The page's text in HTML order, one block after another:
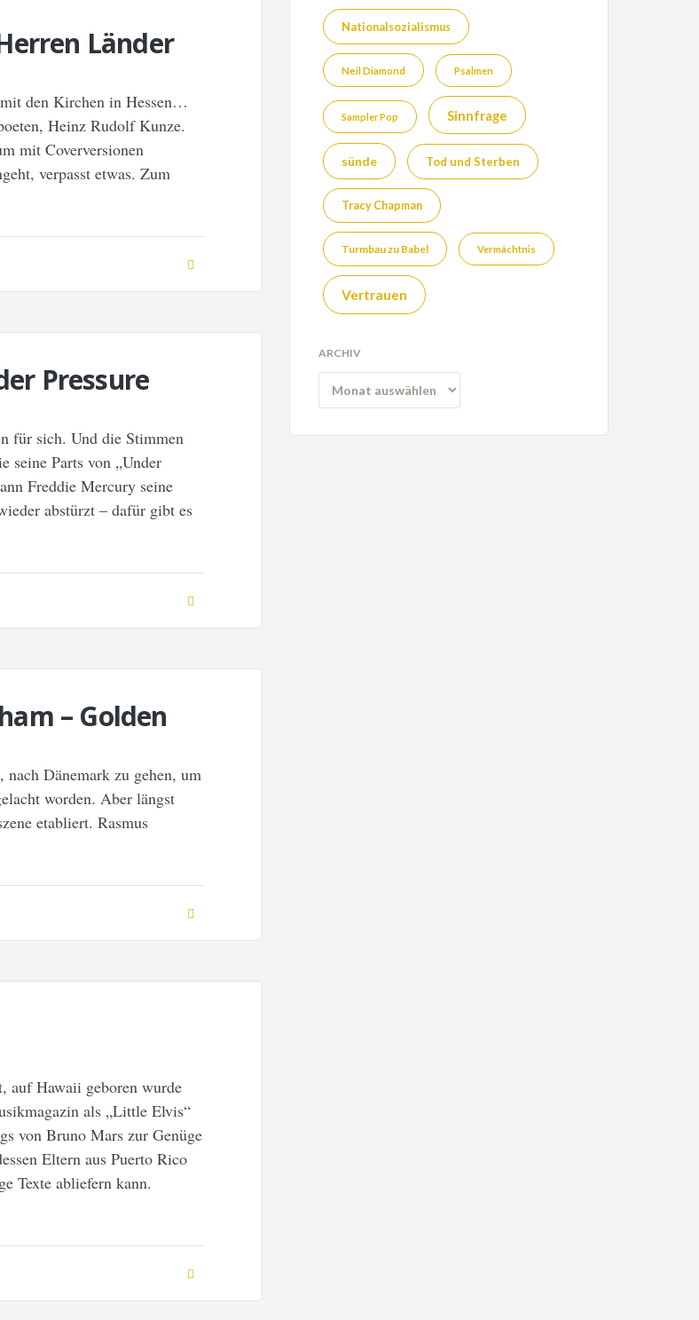
Länder
den Kirchen in Hessen…
Heinz Rudolf Kunze.
mit Coverversionen
verpasst etwas. Zum
Pressure
für sich. Und die Stimmen
seine Parts von „Under
Freddie Mercury seine
abstürzt – dafür gibt es
– Golden
nach Dänemark zu gehen, um
worden. Aber längst
etabliert. Rasmus
auf Hawaii geboren wurde
als „Little Elvis“
von Bruno Mars zur Genüge
Eltern aus Puerto Rico
Texte abliefern kann.
Nationalsozialismus
Neil Diamond Psalmen
Sampler Pop Sinnfrage
sünde Tod und Sterben
Tracy Chapman
Turmbau zu Babel Vermächtnis
Vertrauen
ARCHIV